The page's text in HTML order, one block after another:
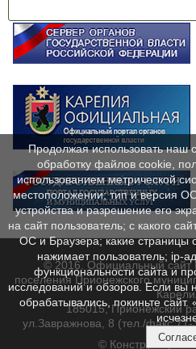
© 2016. Официальный сайт
поселения Прионежского
185015, Прионежский
ул.Завражнова, 8 (тел./факс
© Конструктор
Продолжая использовать наш
обработку файлов cookie,
использованием метрической
местоположении; тип и версия
устройства и разрешение его
на сайт пользователь; с какого
ОС и Браузера; какие страницы
нажимает пользователь; ip-
функциональности сайта и
исследований и обзоров. Если вы
обрабатывались, покиньте